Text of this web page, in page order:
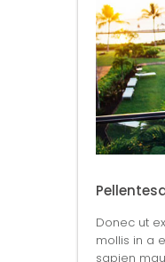
Donec ut
mollis in a
sapien